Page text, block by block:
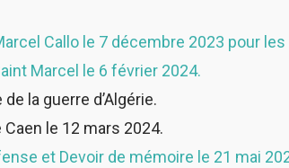
Callo le 7 décembre 2023 pour
Marcel le 6 février 2024.
la guerre d’Algérie.
le 12 mars 2024.
et Devoir de mémoire le 21 mai